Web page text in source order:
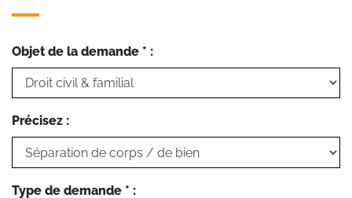
Objet de la demande * :
Précisez :
Type de demande * :